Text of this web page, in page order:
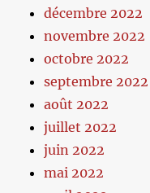
décembre 2022
novembre 2022
octobre 2022
septembre 2022
août 2022
juillet 2022
juin 2022
mai 2022